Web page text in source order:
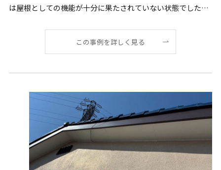
は屋根としての機能が十分に果たされていない状態でした。
この事例を詳しく見る